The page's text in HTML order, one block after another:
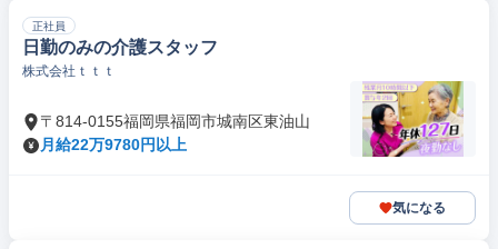
正社員
日勤のみの介護スタッフ
株式会社ｔｔｔ
〒814-0155福岡県福岡市城南区東油山
月給22万9780円以上
気になる